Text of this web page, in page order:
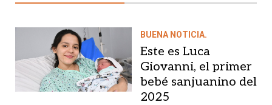
BUENA NOTICIA.
Este es Luca
Giovanni, el primer
bebé sanjuanino del
2025